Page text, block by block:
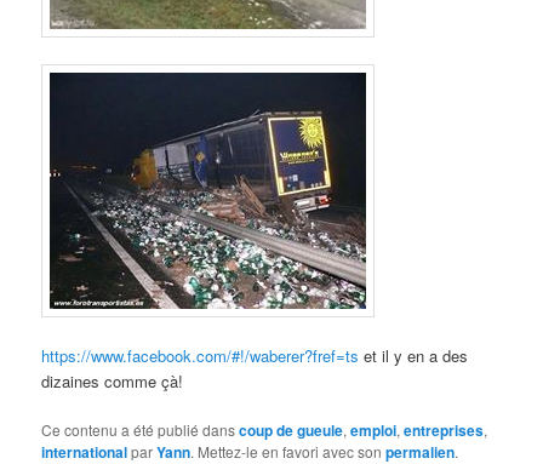
https://www.facebook.com/#!/waberer?fref=ts et il y en a des
dizaines comme çà!
Ce contenu a été publié danscoup de gueule,emploi,entreprises,
internationalparYann. Mettez-le en favori avec sonpermalien.